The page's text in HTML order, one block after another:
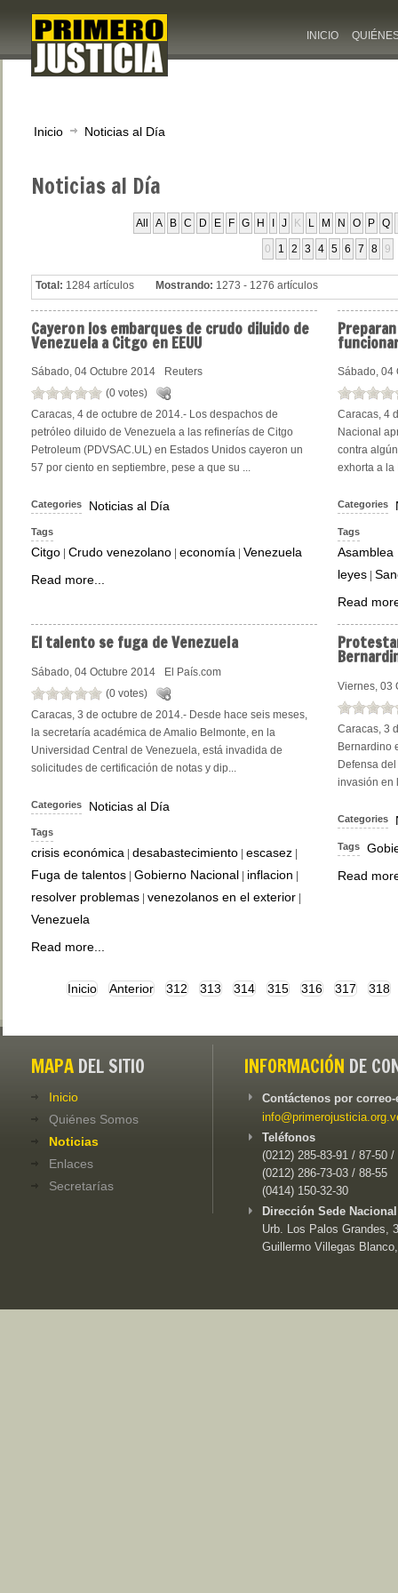
INICIO
Inicio Noticias al Día
Noticiasal Día
All A B C D E F G H J K L M N O P Q
0 1 2 3 4 5 6 7 8 9
Total: 1284 artículos Mostrando: 1273 - 1276 artículos
Cayeronlos embarques de crudo diluido de
Venezuela a Citgo en EEUU
Sábado, 04 Octubre 2014
Reuters
(0 votes)
Caracas, 4 de octubre de 2014.- Los despachos de
petróleo diluido de Venezuela a las refinerías de Citgo
Petroleum (PDVSAC.UL) en Estados Unidos cayeron un
57 por ciento en septiembre, pese a que su ...
Categories Noticias al Día
Tags
Citgo Crudo venezolano economía Venezuela
Read more...
Preparan
Sábado, 04
Caracas, 4
Nacional
contra
exhorta a la
Categories
Tags
Asamblea
leyes|
Read
El talento se fuga de Venezuela
Sábado, 04 Octubre 2014
El País.com
(0 votes)
Caracas, 3 de octubre de 2014.- Desde hace seis meses,
la secretaría académica de Amalio Belmonte, en la
Universidad Central de Venezuela, está invadida de
solicitudes de certificación de notas y dip...
Categories Noticias al Día
Tags
crisis económica | desabastecimiento | escasez |
Fuga de talentos | Gobierno Nacional | inflacion |
resolver problemas | venezolanos en el exterior |
Venezuela
Read more...
Viernes, 03
Caracas, 3
Bernardino
Defensa
invasión en
Categories
Tags
Read
Inicio Anterior 312 313 314 315 316 317 318
MAPA DEL SITIO
Inicio
Quiénes Somos
Noticias
Enlaces
Secretarías
INFORMACIÓN DE
Contáctenos por
Teléfonos
(0212) 285-83-91 / 87-50 /
(0212) 286-73-03 / 88-55
(0414) 150-32-30
Dirección Sede
Urb. Los Palos Grandes,
Guillermo Villegas